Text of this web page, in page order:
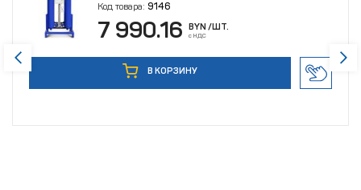
Код товара: 9146
7 990.16 BYN /ШТ.
с НДС
В КОРЗИНУ